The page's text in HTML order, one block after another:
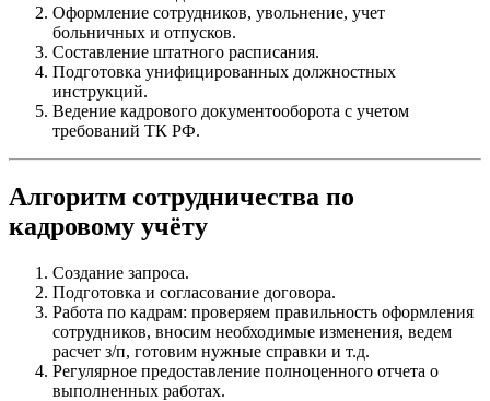
Оформление сотрудников, увольнение, учет
больничных и отпусков.
Составление штатного расписания.
Подготовка унифицированных должностных
инструкций.
Ведение кадрового документооборота с учетом
требований ТК РФ.
Алгоритм сотрудничества по
кадровому учёту
Создание запроса.
Подготовка и согласование договора.
Работа по кадрам: проверяем правильность оформления
сотрудников, вносим необходимые изменения, ведем
расчет з/п, готовим нужные справки и т.д.
Регулярное предоставление полноценного отчета о
выполненных работах.